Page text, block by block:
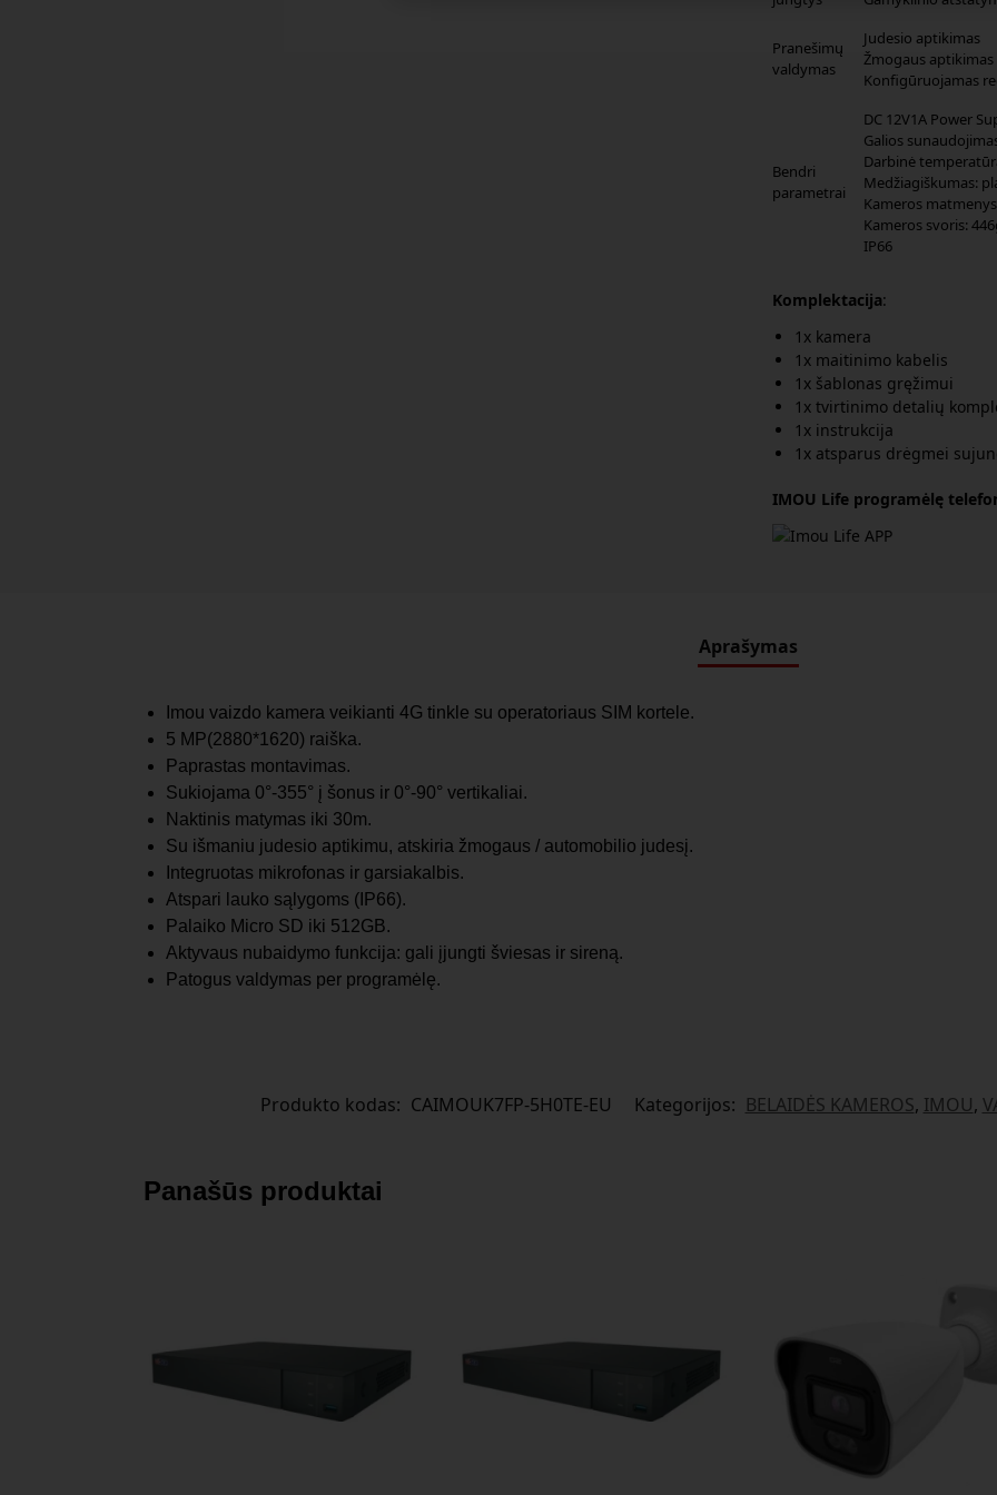
Pranešimų
valdymas
Judesio aptikimas
Žmogaus aptikimas
Konfigūruojamas
Bendri
parametrai
DC 12V1A Power
Galios
Darbinė
Medžiagiškumas:
Kameros
Kameros svoris:
IP66
Komplektacija:
1x kamera
1x maitinimo kabelis
1x šablonas gręžimui
1x tvirtinimo detalių
1x instrukcija
1x atsparus drėgmei
IMOU Life programėlę
Aprašymas
Imou vaizdo kamera veikianti 4G tinkle su operatoriaus SIM kortele.
5 MP(2880*1620) raiška.
Paprastas montavimas.
Sukiojama 0°-355° į šonus ir 0°-90° vertikaliai.
Naktinis matymas iki 30m.
Su išmaniu judesio aptikimu, atskiria žmogaus / automobilio judesį.
Integruotas mikrofonas ir garsiakalbis.
Atspari lauko sąlygoms (IP66).
Palaiko Micro SD iki 512GB.
Aktyvaus nubaidymo funkcija: gali įjungti šviesas ir sireną.
Patogus valdymas per programėlę.
Produkto kodas: CAIMOUK7FP-5H0TE-EU Kategorijos: BELAIDĖS KAMEROS, IMOU,
Panašūs produktai